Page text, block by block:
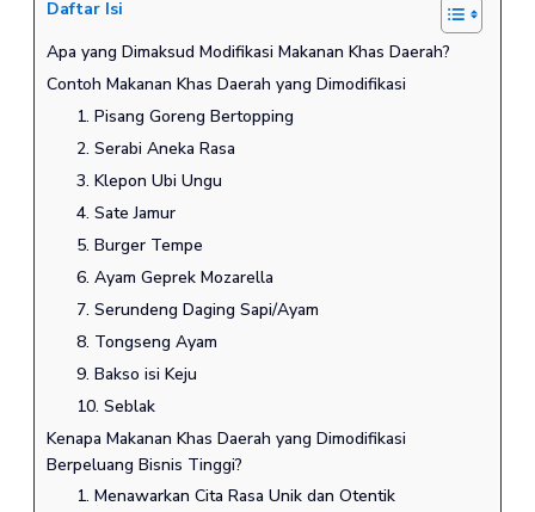
Daftar Isi
Apa yang Dimaksud Modifikasi Makanan Khas Daerah?
Contoh Makanan Khas Daerah yang Dimodifikasi
1. Pisang Goreng Bertopping
2. Serabi Aneka Rasa
3. Klepon Ubi Ungu
4. Sate Jamur
5. Burger Tempe
6. Ayam Geprek Mozarella
7. Serundeng Daging Sapi/Ayam
8. Tongseng Ayam
9. Bakso isi Keju
10. Seblak
Kenapa Makanan Khas Daerah yang Dimodifikasi
Berpeluang Bisnis Tinggi?
1. Menawarkan Cita Rasa Unik dan Otentik